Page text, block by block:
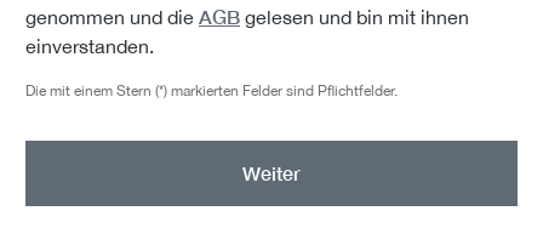
genommen und die AGB gelesen und bin mit ihnen
einverstanden.
Die mit einem Stern (*) markierten Felder sind Pflichtfelder.
Weiter